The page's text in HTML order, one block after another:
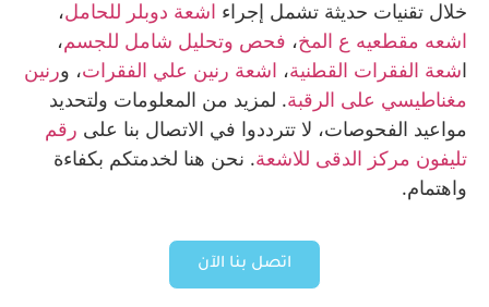
خلال تقنيات حديثة تشمل إجراء اشعة دوبلر للحامل،
اشعه مقطعيه ع المخ، فحص وتحليل شامل للجسم،
اشعة الفقرات القطنية، اشعة رنين علي الفقرات، ورنين
مغناطيسي على الرقبة. لمزيد من المعلومات ولتحديد
مواعيد الفحوصات، لا تترددوا في الاتصال بنا على رقم
تليفون مركز الدقى للاشعة. نحن هنا لخدمتكم بكفاءة
واهتمام.
اتصل بنا الآن